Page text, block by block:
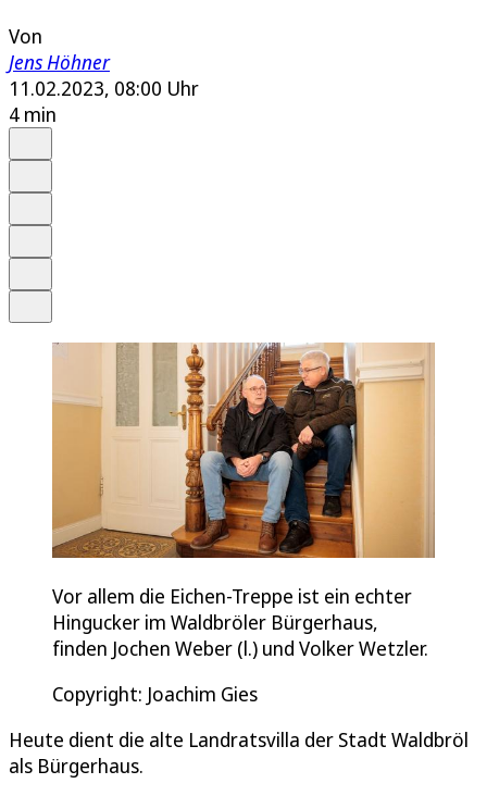
Von
Jens Höhner
11.02.2023, 08:00 Uhr
4 min
Vor allem die Eichen-Treppe ist ein echter
Hingucker im Waldbröler Bürgerhaus,
finden Jochen Weber (l.) und Volker Wetzler.
Copyright: Joachim Gies
Heute dient die alte Landratsvilla der Stadt Waldbröl
als Bürgerhaus.